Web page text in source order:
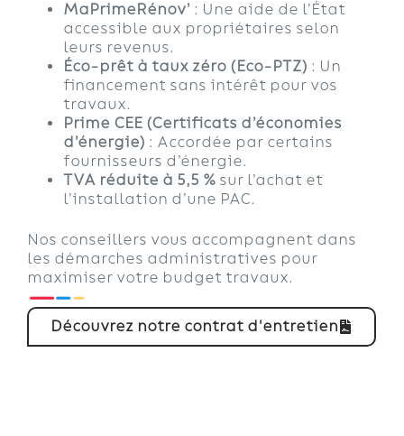
MaPrimeRénov’ : Une aide de l’État
accessible aux propriétaires selon
leurs revenus.
Éco-prêt à taux zéro (Eco-PTZ) : Un
financement sans intérêt pour vos
travaux.
Prime CEE (Certificats d’économies
d’énergie) : Accordée par certains
fournisseurs d’énergie.
TVA réduite à 5,5 % sur l’achat et
l’installation d’une PAC.
Nos conseillers vous accompagnent dans
les démarches administratives pour
maximiser votre budget travaux.
Découvrez notre contrat d'entretien